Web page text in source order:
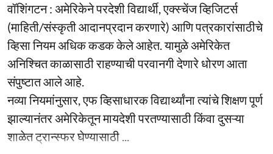
वॉशिंगटन : अमेरिकेने परदेशी विद्यार्थी, एक्स्चेंज व्हिजिटर्स
(माहिती/संस्कृती आदानप्रदान करणारे) आणि पत्रकारांसाठीचे
व्हिसा नियम अधिक कडक केले आहेत. यामुळे अमेरिकेत
अनिश्चित काळासाठी राहण्याची परवानगी देणारे धोरण आता
संपुष्टात आले आहे.
नव्या नियमांनुसार, एफ व्हिसाधारक विद्यार्थ्यांना त्यांचे शिक्षण पूर्ण
झाल्यानंतर अमेरिकेतून मायदेशी परतण्यासाठी किंवा दुसऱ्या
शाळेत ट्रान्स्फर घेण्यासाठी ...